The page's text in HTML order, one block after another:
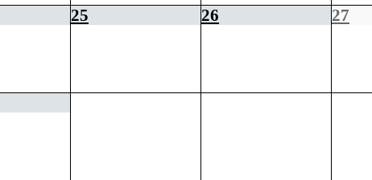
25 26 27